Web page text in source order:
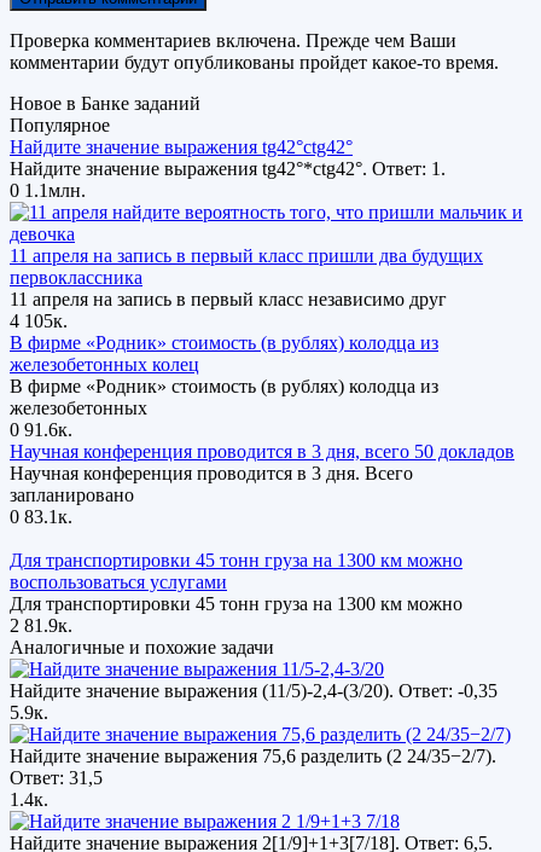
Проверка комментариев включена. Прежде чем Ваши
комментарии будут опубликованы пройдет какое-то время.
Новое в Банке заданий
Популярное
Найдите значение выражения tg42°ctg42°
Найдите значение выражения tg42°*ctg42°. Ответ: 1.
0 1.1млн.
11 апреля на запись в первый класс пришли два будущих
первоклассника
11 апреля на запись в первый класс независимо друг
4 105к.
В фирме «Родник» стоимость (в рублях) колодца из
железобетонных колец
В фирме «Родник» стоимость (в рублях) колодца из
железобетонных
0 91.6к.
Научная конференция проводится в 3 дня, всего 50 докладов
Научная конференция проводится в 3 дня. Всего
запланировано
0 83.1к.
Для транспортировки 45 тонн груза на 1300 км можно
воспользоваться услугами
Для транспортировки 45 тонн груза на 1300 км можно
2 81.9к.
Аналогичные и похожие задачи
Найдите значение выражения (11/5)-2,4-(3/20). Ответ: -0,35
5.9к.
Найдите значение выражения 75,6 разделить (2 24/35−2/7).
Ответ: 31,5
1.4к.
Найдите значение выражения 2[1/9]+1+3[7/18]. Ответ: 6,5.